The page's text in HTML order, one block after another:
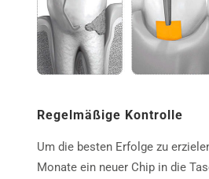
Regelmäßige Kontrolle
Um die besten Erfolge zu
Monate ein neuer Chip in die